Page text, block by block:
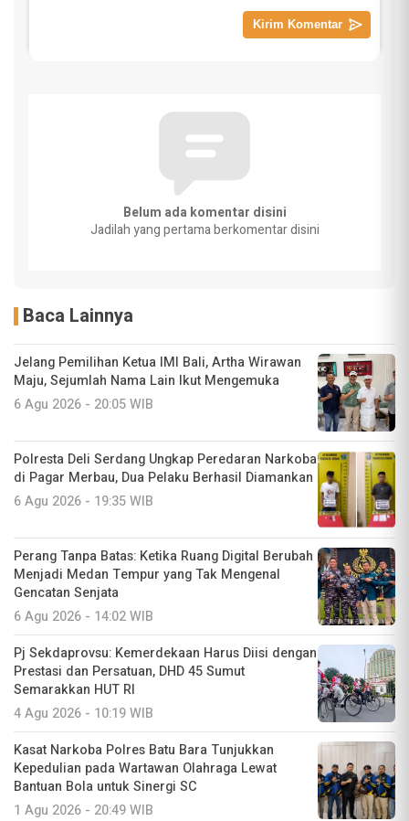
Belum ada komentar disini
Jadilah yang pertama berkomentar disini
Baca Lainnya
Jelang Pemilihan Ketua IMI Bali, Artha Wirawan
Maju, Sejumlah Nama Lain Ikut Mengemuka
6 Agu 2026 - 20:05 WIB
Polresta Deli Serdang Ungkap Peredaran Narkoba
di Pagar Merbau, Dua Pelaku Berhasil Diamankan
6 Agu 2026 - 19:35 WIB
Perang Tanpa Batas: Ketika Ruang Digital Berubah
Menjadi Medan Tempur yang Tak Mengenal
Gencatan Senjata
6 Agu 2026 - 14:02 WIB
Pj Sekdaprovsu: Kemerdekaan Harus Diisi dengan
Prestasi dan Persatuan, DHD 45 Sumut
Semarakkan HUT RI
4 Agu 2026 - 10:19 WIB
Kasat Narkoba Polres Batu Bara Tunjukkan
Kepedulian pada Wartawan Olahraga Lewat
Bantuan Bola untuk Sinergi SC
1 Agu 2026 - 20:49 WIB